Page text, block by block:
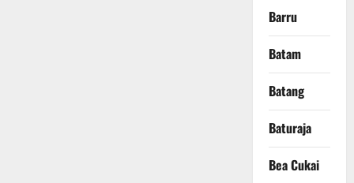
Barru
Batam
Batang
Baturaja
Bea Cukai